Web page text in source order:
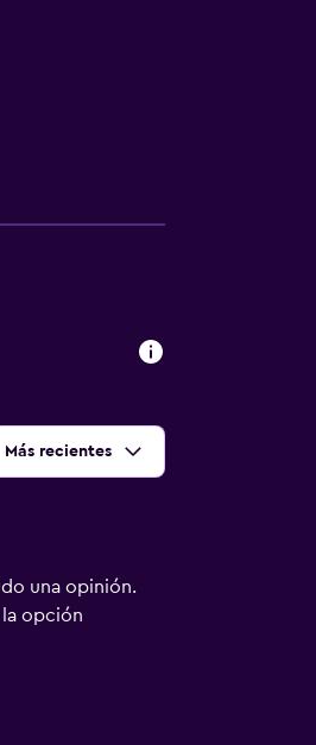
Ordenar por:
Más recientes
una opinión.
la opción